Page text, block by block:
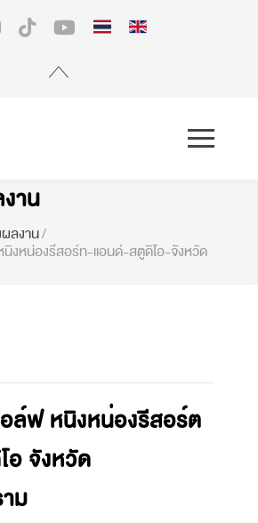
าน
ลงาน/
หน่องรีสอร์ท-แอนด์-สตูดิโอ-จังหวัด
ล์ฟ หนิงหน่องรีสอร์ต
อ จังหวัด
ม